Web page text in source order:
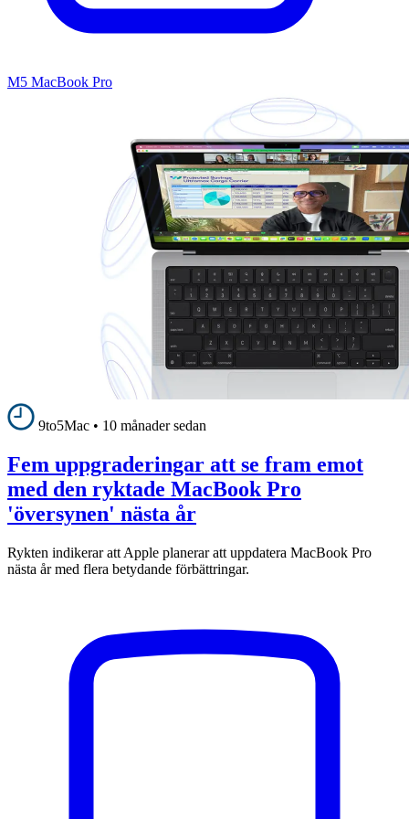
M5 MacBook Pro
9to5Mac • 10 månader sedan
Fem uppgraderingar att se fram emot
med den ryktade MacBook Pro
'översynen' nästa år
Rykten indikerar att Apple planerar att uppdatera MacBook Pro
nästa år med flera betydande förbättringar.